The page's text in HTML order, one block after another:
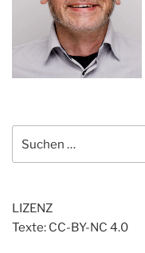
nach:
LIZENZ
Texte: CC-BY-NC 4.0